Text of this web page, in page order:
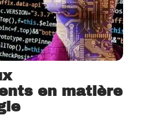
en matière